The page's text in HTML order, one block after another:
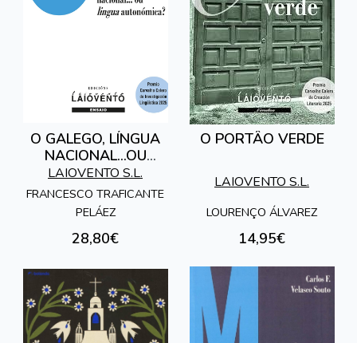
O GALEGO, LÍNGUA
NACIONAL...OU
LINGUA
AUTONÓMICA?
LAIOVENTO S.L.
FRANCESCO TRAFICANTE
PELÁEZ
28,80€
O PORTÂO VERDE
LAIOVENTO S.L.
LOURENÇO ÁLVAREZ
14,95€